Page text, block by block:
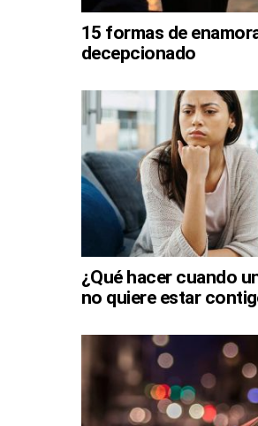
15 formas de
decepcionado
¿Qué hacer cuando
no quiere estar